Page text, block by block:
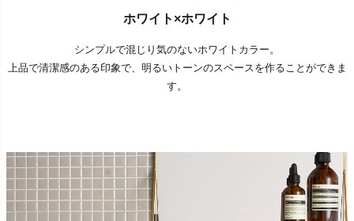
ホワイト×ホワイト
シンプルで混じり気のないホワイトカラー。
上品で清潔感のある印象で、明るいトーンのスペースを作ることができま
す。